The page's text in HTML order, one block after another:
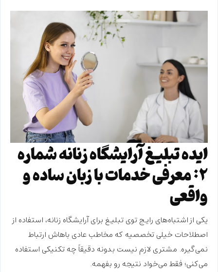
ایده تبلیغ آرایشگاه زنانه شماره
۲: معرفی خدمات با زبان ساده و
واقعی
یکی ازاشتباه‌های رایجتوی تبلیغ برای آرایشگاه زنانه، استفاده از
اصطلاحات خیلیتخصصیه که مخاطب عادی باهاش ارتباط
نمی‌گیره. مشتری لازم نیست بدونه دقیقاً چهتکنیکی استفاده
می‌کنی؛ فقط می‌خواد نتیجه رو بفهمه.